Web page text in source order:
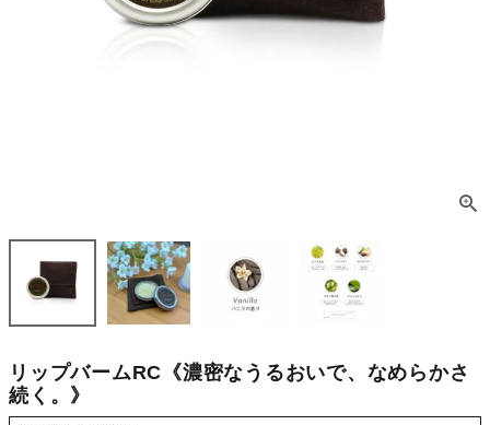
リップバームRC《濃密なうるおいで、なめらかさ
続く。》